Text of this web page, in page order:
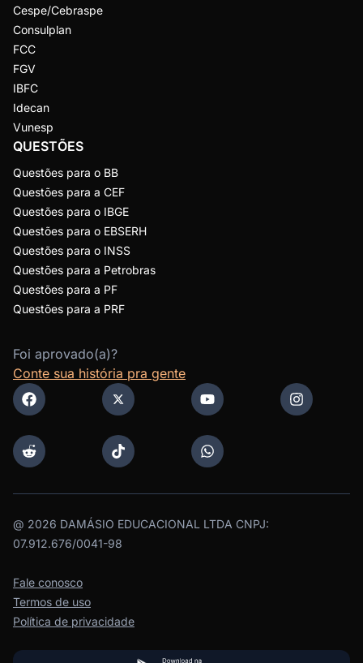
Cespe/Cebraspe
Consulplan
FCC
FGV
IBFC
Idecan
Vunesp
QUESTÕES
Questões para o BB
Questões para a CEF
Questões para o IBGE
Questões para o EBSERH
Questões para o INSS
Questões para a Petrobras
Questões para a PF
Questões para a PRF
Foi aprovado(a)?
Conte sua história pra gente
@ 2026 DAMÁSIO EDUCACIONAL LTDA CNPJ:
07.912.676/0041-98
Fale conosco
Termos de uso
Política de privacidade